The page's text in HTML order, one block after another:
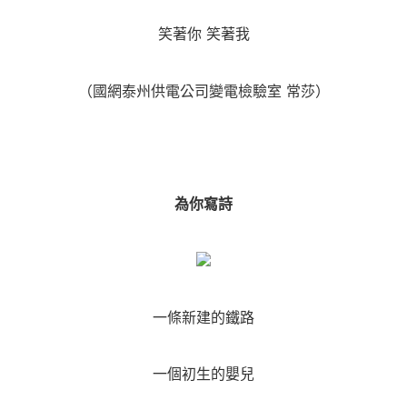
笑著你 笑著我
（國網泰州供電公司變電檢驗室 常莎）
為你寫詩
一條新建的鐵路
一個初生的嬰兒